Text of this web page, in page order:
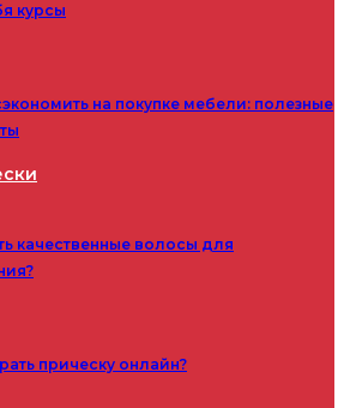
курсы
на покупке мебели: полезные
качественные волосы для
прическу онлайн?